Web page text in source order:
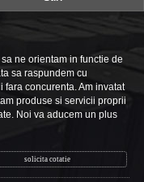
ne orientam in functie de
sa raspundem cu
fara concurenta. Am invatat
produse si servicii proprii
Noi va aducem un plus
solicita cotatie